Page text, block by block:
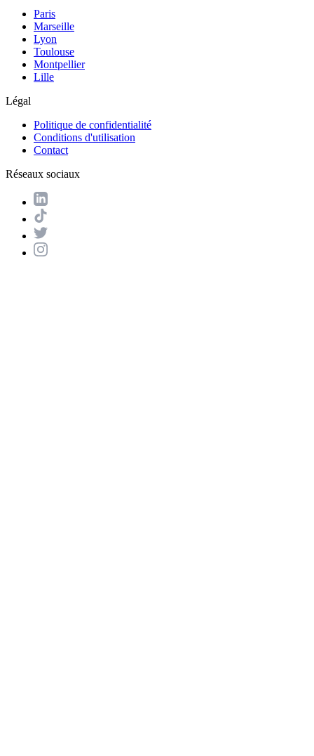
Paris
Marseille
Lyon
Toulouse
Montpellier
Lille
Légal
Politique de confidentialité
Conditions d'utilisation
Contact
Réseaux sociaux